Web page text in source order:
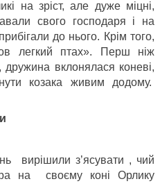
на зріст, але дуже міцні,
свого господаря і на
до нього. Крім того,
легкий птах». Перш ніж
дружина вклонялася коневі,
козака живим додому.
вирішили з’ясувати , чий
на своєму коні Орлику